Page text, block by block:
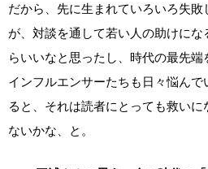
だから、先に生まれていろいろ失
が、対談を通して若い人の助けに
らいいなと思ったし、時代の最先
インフルエンサーたちも日々悩ん
ると、それは読者にとっても救い
ないかな、と。